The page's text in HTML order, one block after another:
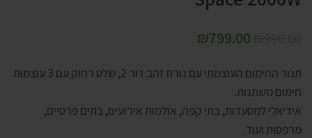
₪799.00
תנור החימום העוצמתי עם נורת זהב דור 2, שלט רחוק עם 3 עוצמות
חימום משתנות.
אידיאלי למסעדות, בתי קפה, אולמות אירועים, בתים פרטיים,
מרפסות ועוד.